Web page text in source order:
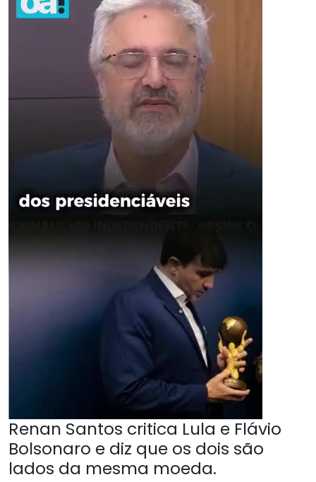
Renan Santos critica Lula e Flávio
Bolsonaro e diz que os dois são
lados da mesma moeda.